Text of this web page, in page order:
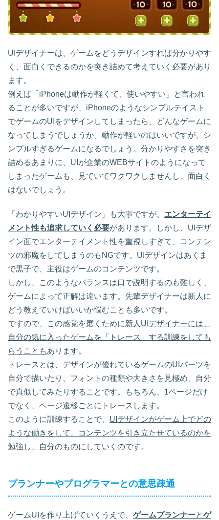
UIデザイナーは、ゲームをどうデザインすれば分かりやす
く、面白くできるのかを突き詰めて考えていく必要があり
ます。
例えば「iPhoneは動作が軽くて、使いやすい」と言われ
ることが多いですが、iPhoneのようなシンプルテイスト
でゲームのUIをデザインしてしまったら、どんなゲームに
なってしまうでしょうか。動作が軽いのはいいですが、シ
ンプルすぎるゲームになるでしょう。分かりやすさを突き
詰めるあまりに、UIが企業のWEBサイトのようになって
しまったゲームも、見ていてワクワクしませんし、面白く
はないでしょう。
「わかりやすいUIデザイン」も大事ですが、 エンターテイ
メント性も追求していく必要があります。しかし、UIデザ
イン面でエンターテイメント性を重視しすぎて、コンテン
ツの邪魔をしてしまうのもNGです。UIデザインはあくま
で黒子で、主役はゲームのコンテンツです。
しかし、このようなバランスは口で説明するのも難しく、
ゲームによって正解は違います。先輩デザイナーは新人に
どう教えていけばいいか悩むことも多いです。
ですので、この感覚を磨くために新人UIデザイナーには、
自分の気に入ったゲームを「トレース」する訓練をしても
らうこともあります。
トレースとは、デザインが優れているゲームのUIパーツを
自分で描いたり、フォントの種類や大きさを見極め、自分
で真似してみたりすることです。もちろん、1ページだけ
でなく、ページ遷移ごとにトレースします。
このように訓練することで、 UIデザインがゲーム上でどの
ような働きをして、コンテンツを引き立たせているのかを
勉強し、自分のものにしていく のです。
プランナーやプログラマーとの意思疎通
ゲームUIを作り上げていくうえで、 ゲームプランナーとゲ